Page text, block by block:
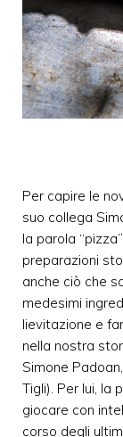
Per capire le
suo collega
la parola
preparazioni
anche ciò che
medesimi
lievitazione e
nella nostra
Simone
Tigli). Per lui, la
giocare con
corso degli